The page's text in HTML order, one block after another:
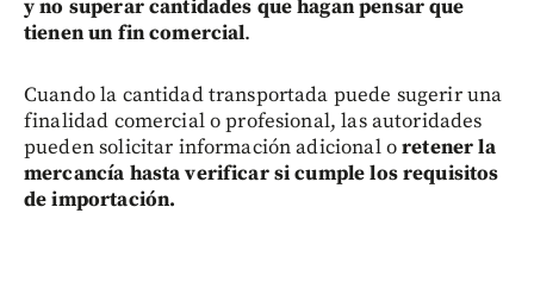
y no superar cantidades que hagan pensar que
tienen un fin comercial.
Cuando la cantidad transportada puede sugerir una
finalidad comercial o profesional, las autoridades
pueden solicitar información adicional oretener la
mercancía hasta verificar si cumple los requisitos
de importación.